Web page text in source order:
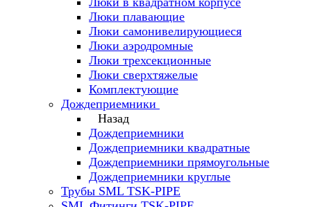
Люки плавающие
Люки самонивелирующиеся
Люки аэродромные
Люки трехсекционные
Люки сверхтяжелые
Комплектующие
Дождеприемники
Назад
Дождеприемники
Дождеприемники квадратные
Дождеприемники прямоугольные
Дождеприемники круглые
Трубы SML TSK-PIPE